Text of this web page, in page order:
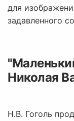
для
задавленного
Николая
Н.В. Гоголь